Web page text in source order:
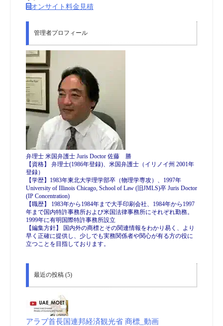
オンサイト料金見積
管理者プロフィール
弁理士 米国弁護士 Juris Doctor 佐藤 勝
【資格】 弁理士(1986年登録)、米国弁護士（イリノイ州 2001年
登録）
【学歴】1983年東北大学理学部卒（物理学専攻）、1997年
University of Illinois Chicago, School of Law (旧JMLS)卒 Juris Doctor
(IP Concentration)
【職歴】 1983年から1984年まで大手印刷会社、1984年から1997
年まで国内特許事務所および米国法律事務所にそれぞれ勤務。
1999年に有明国際特許事務所設立
【編集方針】 国内外の商標とその関連情報をわかり易く、より
早く正確に提供し、少しでも実務関係者や関心が有る方の役に
立つことを目指しております。
最近の投稿 (5)
アラブ首長国連邦経済観光省 商標_動画